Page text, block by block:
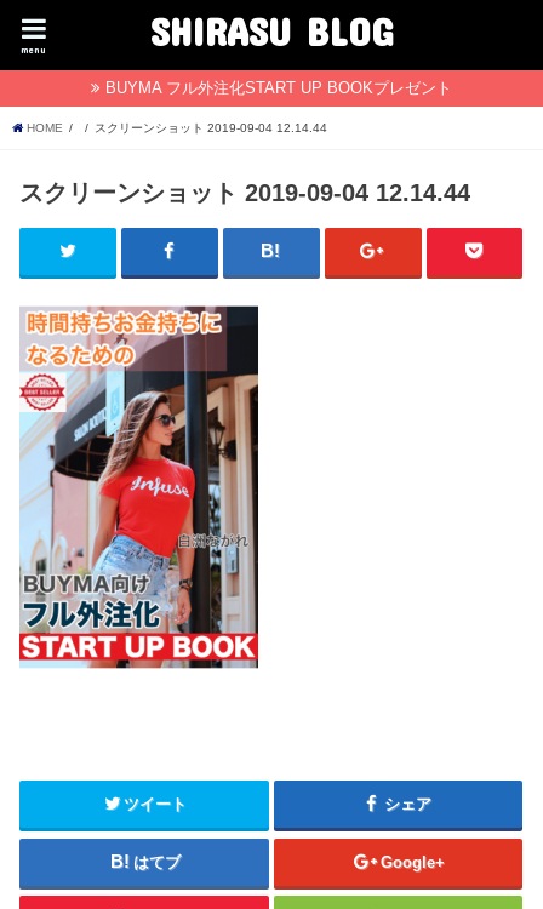
SHIRASU BLOG
menu
BUYMA フル外注化START UP BOOKプレゼント
HOME スクリーンショット 2019-09-04 12.14.44
スクリーンショット 2019-09-04 12.14.44
ツイート シェア
はてブ Google+